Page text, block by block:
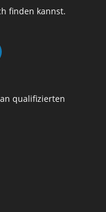
finden kannst.
qualifizierten